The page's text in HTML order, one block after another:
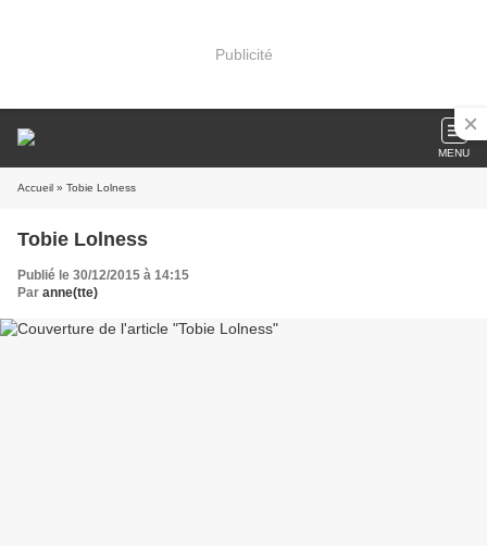
Publicité
MENU
Accueil » Tobie Lolness
Tobie Lolness
Publié le 30/12/2015 à 14:15
Par anne(tte)